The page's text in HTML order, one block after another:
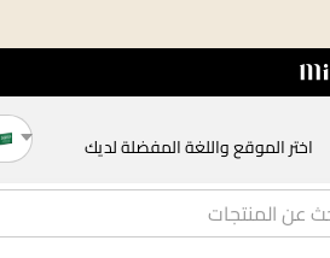
اختر الموقع واللغة المفضلة لديك